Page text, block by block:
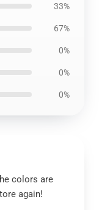
33%
67%
0%
0%
0%
colors are
again!